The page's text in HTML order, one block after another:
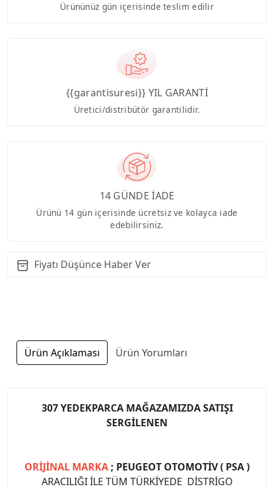
Ürününüz gün içerisinde teslim edilir
{{garantisuresi}} YIL GARANTİ
Üretici/distribütör garantilidir.
14 GÜNDE İADE
Ürünü 14 gün içerisinde ücretsiz ve kolayca iade
edebilirsiniz.
Fiyatı Düşünce Haber Ver
Ürün Açıklaması Ürün Yorumları
307 YEDEKPARCA MAĞAZAMIZDA SATIŞI
SERGİLENEN
ORİJİNAL MARKA ; PEUGEOT OTOMOTİV ( PSA )
ARACILIĞI İLE TÜM TÜRKİYEDE DİSTRİGO